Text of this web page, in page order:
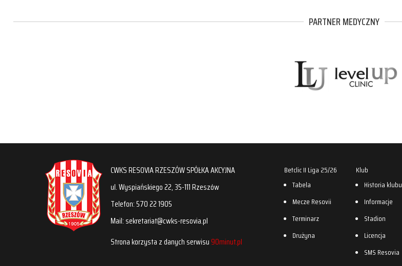
PARTNER MEDYCZNY
CWKS RESOVIA RZESZÓW SPÓŁKA AKCYJNA
ul. Wyspiańskiego 22, 35-111 Rzeszów
Telefon: 570 22 1905
Mail: sekretariat@cwks-resovia.pl
Strona korzysta z danych serwisu90minut.pl
Betclic II Liga 25/26
Tabela
Mecze Resovii
Terminarz
Drużyna
Klub
Historia klubu
Informacje
Stadion
Licencja
SMS Resovia